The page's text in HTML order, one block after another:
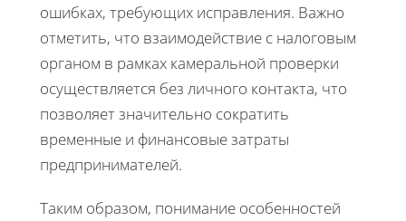
ошибках, требующих исправления. Важно
отметить, что взаимодействие с налоговым
органом в рамках камеральной проверки
осуществляется без личного контакта, что
позволяет значительно сократить
временные и финансовые затраты
предпринимателей.
Таким образом, понимание особенностей